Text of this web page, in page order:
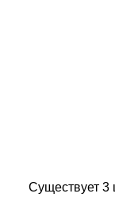
Существует 3